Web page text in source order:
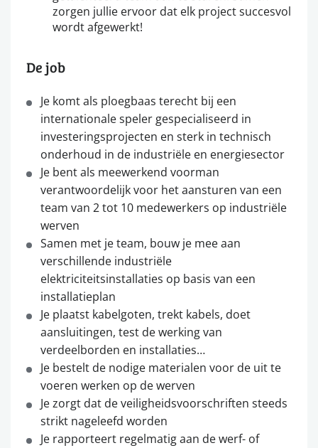
zorgen jullie ervoor dat elk project succesvol
wordt afgewerkt!
De job
Je komt als ploegbaas terecht bij een
internationale speler gespecialiseerd in
investeringsprojecten en sterk in technisch
onderhoud in de industriële en energiesector
Je bent als meewerkend voorman
verantwoordelijk voor het aansturen van een
team van 2 tot 10 medewerkers op industriële
werven
Samen met je team, bouw je mee aan
verschillende industriële
elektriciteitsinstallaties op basis van een
installatieplan
Je plaatst kabelgoten, trekt kabels, doet
aansluitingen, test de werking van
verdeelborden en installaties…
Je bestelt de nodige materialen voor de uit te
voeren werken op de werven
Je zorgt dat de veiligheidsvoorschriften steeds
strikt nageleefd worden
Je rapporteert regelmatig aan de werf- of